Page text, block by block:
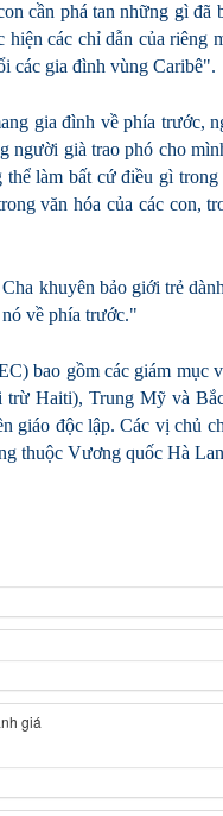
cần phá tan những gì đã
hiện các chỉ dẫn của
các gia đình vùng Caribê".
gia đình về phía trước,
người già trao phó cho
làm bất cứ điều gì
văn hóa của các con,
khuyên bảo giới trẻ
về phía trước."
bao gồm các giám mục
trừ Haiti), Trung Mỹ và
giáo độc lập. Các vị chủ
thuộc Vương quốc Hà
giá